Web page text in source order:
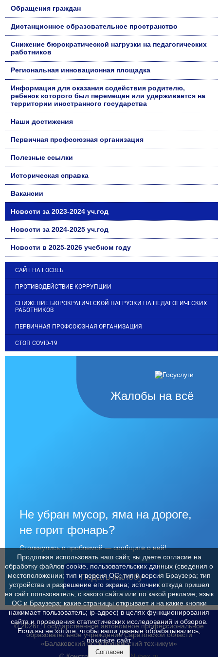
Обращения граждан
Дистанционное образовательное пространство
Снижение бюрократической нагрузки на педагогических
работников
Региональная инновационная площадка
Информация для оказания содействия родителю,
ребенок которого был перемещен или удерживается на
территории иностранного государства
Наши достижения
Первичная профсоюзная организация
Полезные ссылки
Историческая справка
Вакансии
Новости за 2023-2024 уч.год
Новости за 2024-2025 уч.год
Новости в 2025-2026 учебном году
САЙТ НА ГОСВЕБ
ПРОТИВОДЕЙСТВИЕ КОРРУПЦИИ
СНИЖЕНИЕ БЮРОКРАТИЧЕСКОЙ НАГРУЗКИ НА ПЕДАГОГИЧЕСКИХ
РАБОТНИКОВ
ПЕРВИЧНАЯ ПРОФСОЮЗНАЯ ОРГАНИЗАЦИЯ
СТОП COVID-19
Жалобы на всё
Не убран мусор, яма на дороге,
не горит фонарь?
Столкнулись с проблемой — сообщите о ней!
Подать жалобу
© 2026г., Государственное автономное профессиональное
образовательное учреждение Саратовской области
«Балаковский политехнический техникум»
Продолжая использовать наш сайт, вы даете согласие на
обработку файлов cookie, пользовательских данных (сведения о
местоположении; тип и версия ОС; тип и версия Браузера; тип
устройства и разрешение его экрана; источник откуда пришел
на сайт пользователь; с какого сайта или по какой рекламе; язык
ОС и Браузера; какие страницы открывает и на какие кнопки
нажимает пользователь; ip-адрес) в целях функционирования
сайта и проведения статистических исследований и обзоров.
Если вы не хотите, чтобы ваши данные обрабатывались,
покиньте сайт.
Согласен